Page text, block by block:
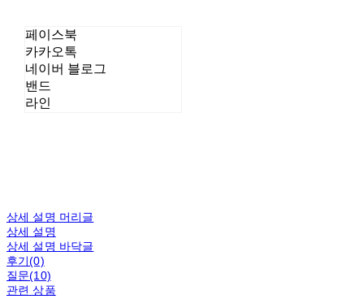
페이스북
카카오톡
네이버 블로그
밴드
라인
상세 설명 머리글
상세 설명
상세 설명 바닥글
후기(0)
질문(10)
관련 상품